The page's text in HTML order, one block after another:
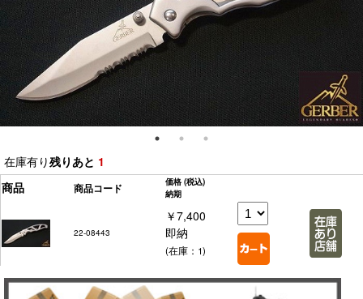
在庫有り残りあと 1
商品
商品コード 価格 (税込)
納期
22-08443
￥7,400
即納
(在庫：1)